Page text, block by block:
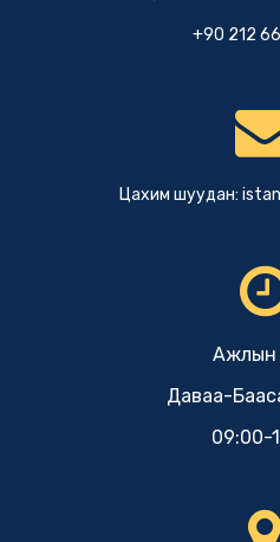
+90 212
Цахим шуудан:
Ажлын
Даваа-
09:00-